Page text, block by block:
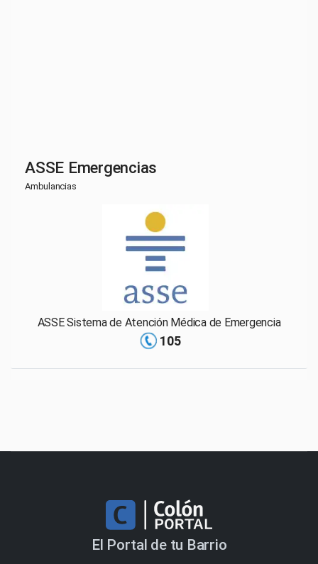
ASSE Emergencias
Ambulancias
ASSE Sistema de Atención Médica de Emergencia
105
El Portal de tu Barrio